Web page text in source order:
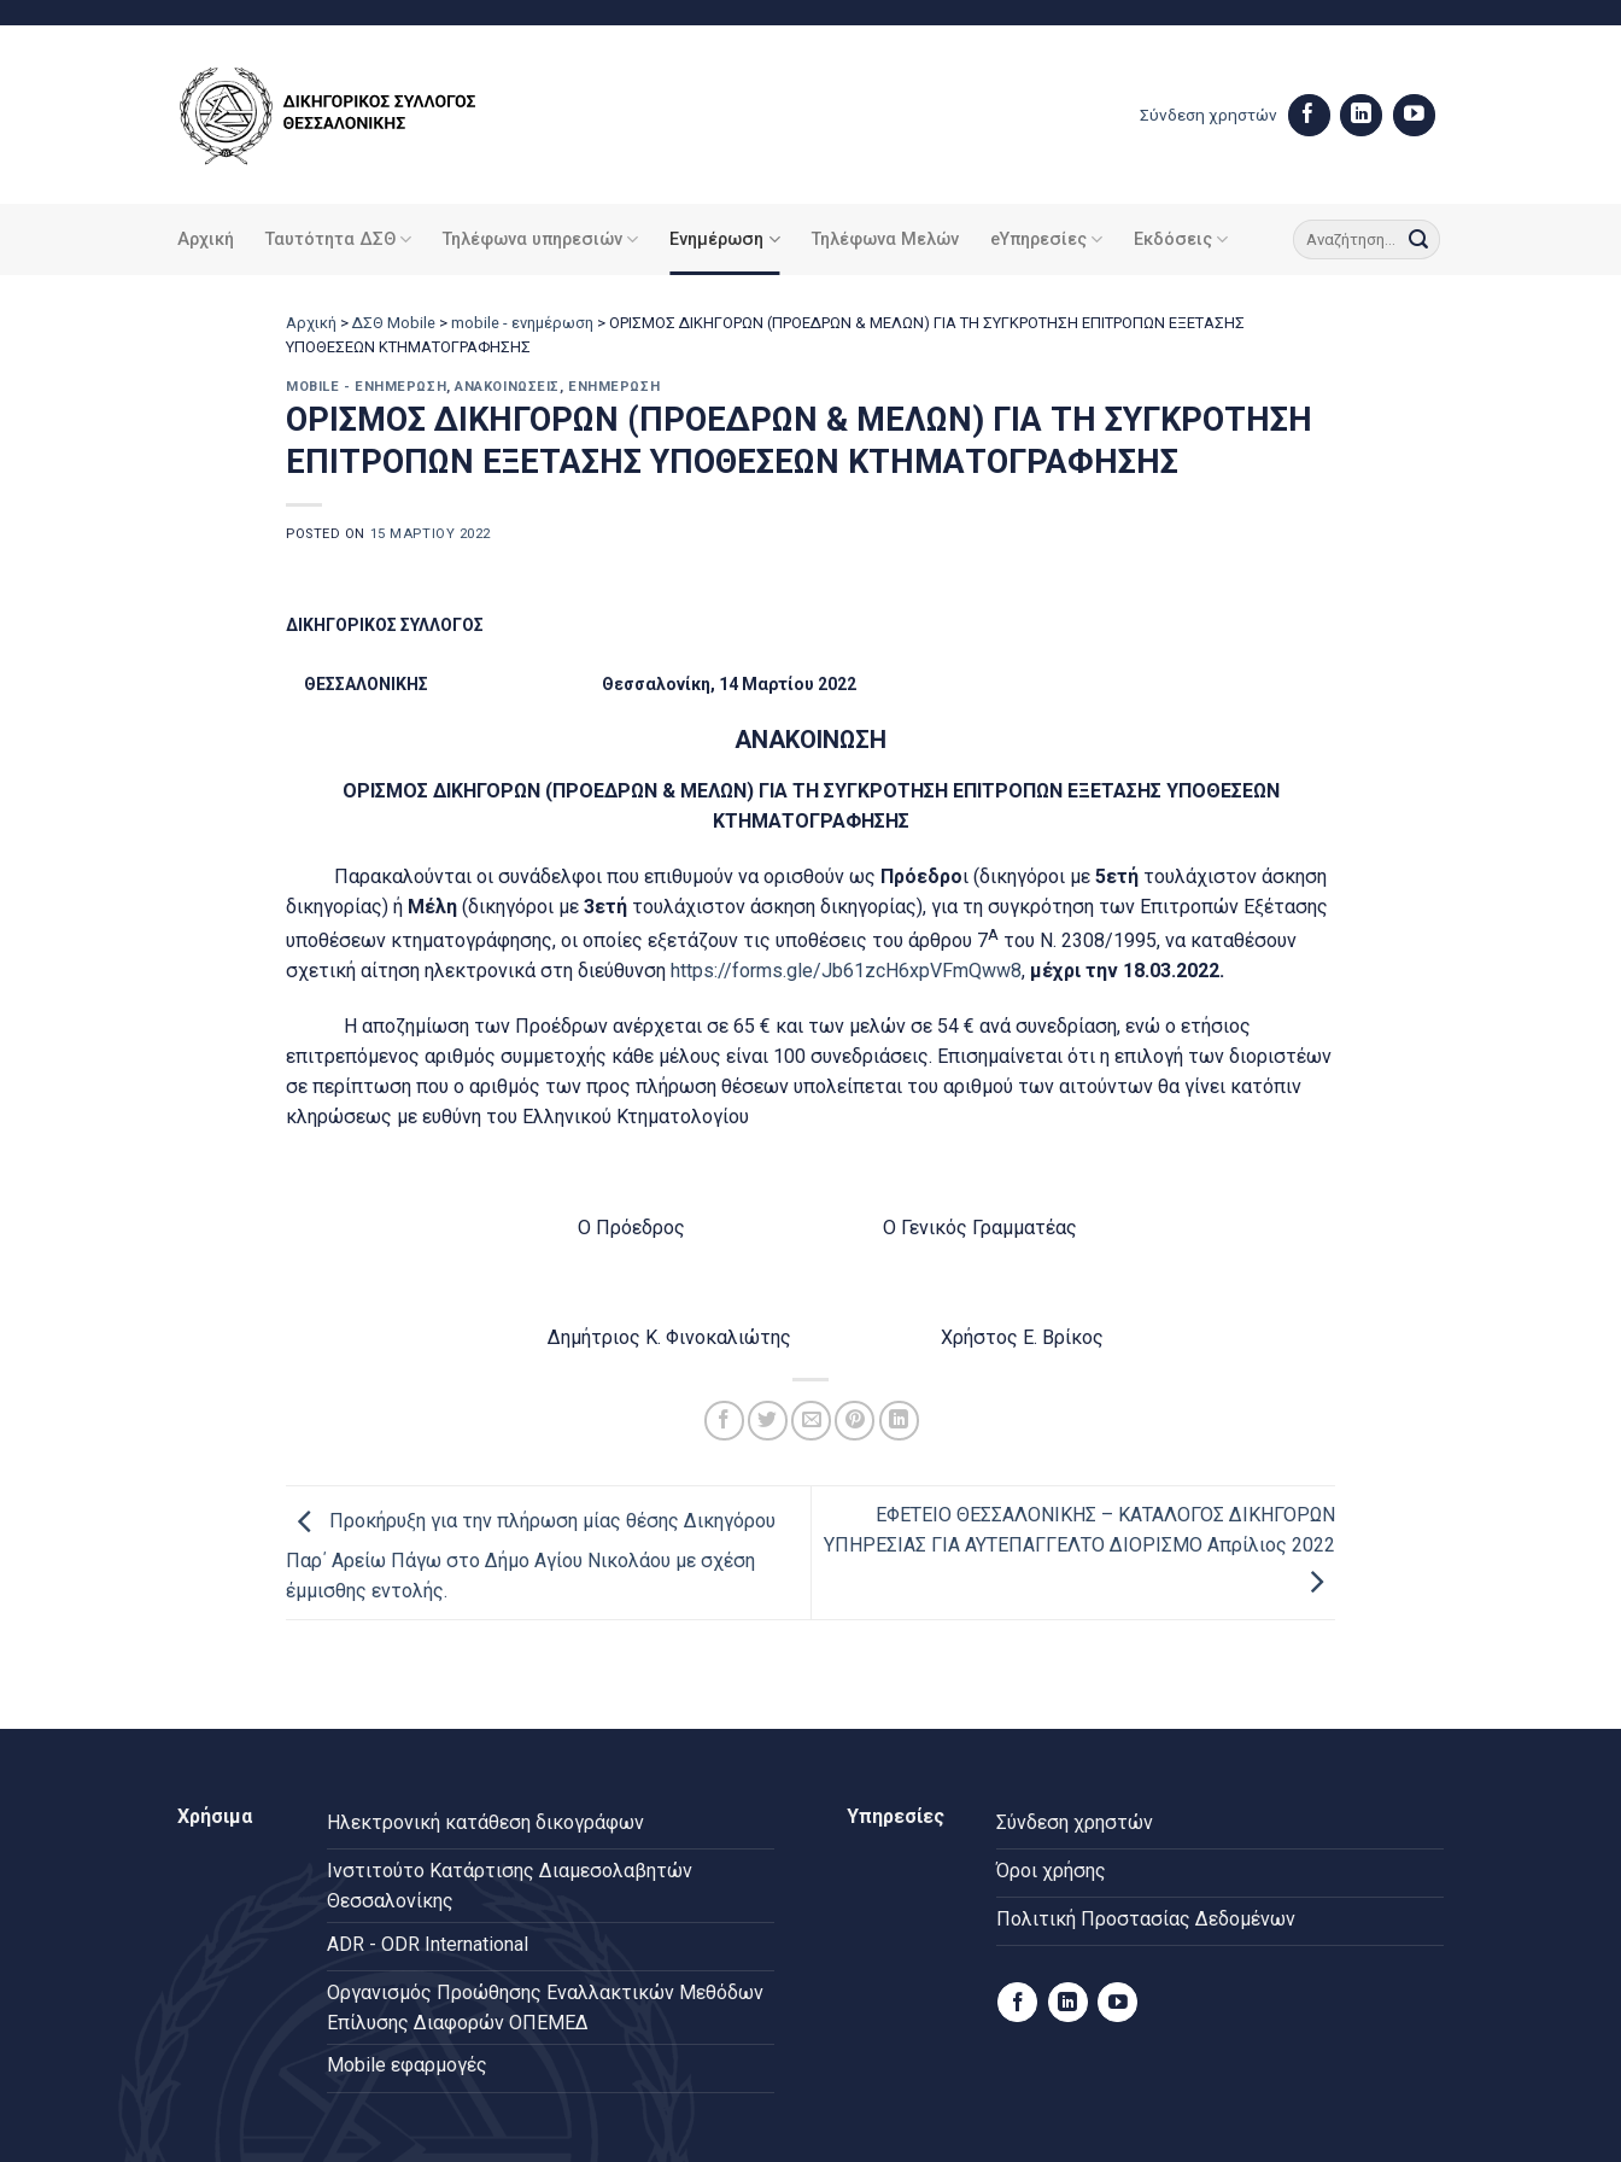
Σύνδεση χρηστών
Αρχική Ταυτότητα ΔΣΘ Τηλέφωνα υπηρεσιών Ενημέρωση Τηλέφωνα Μελών eΥπηρεσίες Εκδόσεις
Αρχική > ΔΣΘ Mobile > mobile - ενημέρωση > ΟΡΙΣΜΟΣ ΔΙΚΗΓΟΡΩΝ (ΠΡΟΕΔΡΩΝ & ΜΕΛΩΝ) ΓΙΑ ΤΗ ΣΥΓΚΡΟΤΗΣΗ ΕΠΙΤΡΟΠΩΝ ΕΞΕΤΑΣΗΣ
ΥΠΟΘΕΣΕΩΝ ΚΤΗΜΑΤΟΓΡΑΦΗΣΗΣ
MOBILE - ΕΝΗΜΈΡΩΣΗ,ΑΝΑΚΟΙΝΏΣΕΙΣ , ΕΝΗΜΈΡΩΣΗ
ΟΡΙΣΜΟΣ ΔΙΚΗΓΟΡΩΝ (ΠΡΟΕΔΡΩΝ & ΜΕΛΩΝ) ΓΙΑ ΤΗ ΣΥΓΚΡΟΤΗΣΗ
ΕΠΙΤΡΟΠΩΝ ΕΞΕΤΑΣΗΣ ΥΠΟΘΕΣΕΩΝ ΚΤΗΜΑΤΟΓΡΑΦΗΣΗΣ
POSTED ON 15 ΜΑΡΤΊΟΥ 2022
ΔΙΚΗΓΟΡΙΚΟΣ ΣΥΛΛΟΓΟΣ
ΘΕΣΣΑΛΟΝΙΚΗΣ Θεσσαλονίκη, 14 Μαρτίου 2022
ΑΝΑΚΟΙΝΩΣΗ
ΟΡΙΣΜΟΣ ΔΙΚΗΓΟΡΩΝ (ΠΡΟΕΔΡΩΝ & ΜΕΛΩΝ) ΓΙΑ ΤΗ ΣΥΓΚΡΟΤΗΣΗ ΕΠΙΤΡΟΠΩΝ ΕΞΕΤΑΣΗΣ ΥΠΟΘΕΣΕΩΝ
ΚΤΗΜΑΤΟΓΡΑΦΗΣΗΣ
Παρακαλούνται οι συνάδελφοι που επιθυμούν να ορισθούν ως Πρόεδροι (δικηγόροι με 5ετή τουλάχιστον άσκηση
δικηγορίας) ή Μέλη (δικηγόροι με 3ετή τουλάχιστον άσκηση δικηγορίας), για τη συγκρότηση των Επιτροπών Εξέτασης
υποθέσεων κτηματογράφησης, οι οποίες εξετάζουν τις υποθέσεις του άρθρου 7Α του Ν. 2308/1995, να καταθέσουν
σχετική αίτηση ηλεκτρονικά στη διεύθυνση https://forms.gle/Jb61zcH6xpVFmQww8, μέχρι την 18.03.2022.
Η αποζημίωση των Προέδρων ανέρχεται σε 65 € και των μελών σε 54 € ανά συνεδρίαση, ενώ ο ετήσιος
επιτρεπόμενος αριθμός συμμετοχής κάθε μέλους είναι 100 συνεδριάσεις. Επισημαίνεται ότι η επιλογή των διοριστέων
σε περίπτωση που ο αριθμός των προς πλήρωση θέσεων υπολείπεται του αριθμού των αιτούντων θα γίνει κατόπιν
κληρώσεως με ευθύνη του Ελληνικού Κτηματολογίου
Ο Πρόεδρος Ο Γενικός Γραμματέας
Δημήτριος Κ. Φινοκαλιώτης Χρήστος Ε. Βρίκος
Προκήρυξη για την πλήρωση μίας θέσης Δικηγόρου
Παρ΄ Αρείω Πάγω στο Δήμο Αγίου Νικολάου με σχέση
έμμισθης εντολής.
ΕΦΕΤΕΙΟ ΘΕΣΣΑΛΟΝΙΚΗΣ – ΚΑΤΑΛΟΓΟΣ ΔΙΚΗΓΟΡΩΝ
ΥΠΗΡΕΣΙΑΣ ΓΙΑ ΑΥΤΕΠΑΓΓΕΛΤΟ ΔΙΟΡΙΣΜΟ Απρίλιος 2022
Χρήσιμα Ηλεκτρονική κατάθεση δικογράφων
Ινστιτούτο Κατάρτισης Διαμεσολαβητών
Θεσσαλονίκης
ADR - ODR International
Oργανισμός Προώθησης Εναλλακτικών Μεθόδων
Επίλυσης Διαφορών ΟΠΕΜΕΔ
Mobile εφαρμογές
Υπηρεσίες Σύνδεση χρηστών
Όροι χρήσης
Πολιτική Προστασίας Δεδομένων